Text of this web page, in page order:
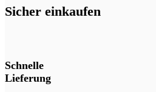
Sicher einkaufen
Schnelle
Lieferung